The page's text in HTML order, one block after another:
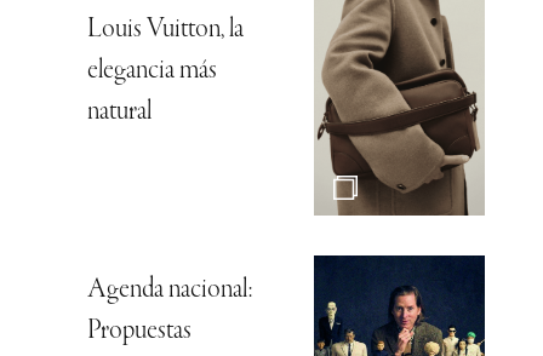
Louis Vuitton, la
elegancia más
natural
Agenda nacional:
Propuestas